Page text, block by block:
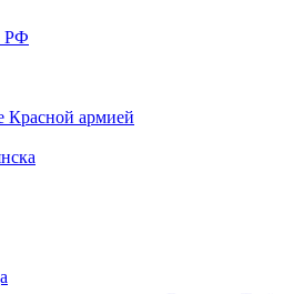
РФ
Красной армией